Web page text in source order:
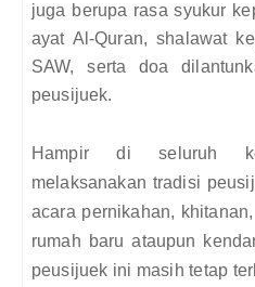
juga berupa rasa syukur
ayat Al-Quran, shalawat
SAW, serta doa
peusijuek.
Hampir di seluruh
melaksanakan tradisi
acara pernikahan,
rumah baru ataupun
peusijuek ini masih tetap